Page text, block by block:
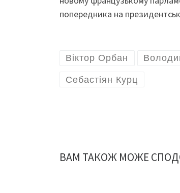
попередника на
Віктор Орбан
Себастіян Курц
ВАМ ТАКОЖ МОЖЕ